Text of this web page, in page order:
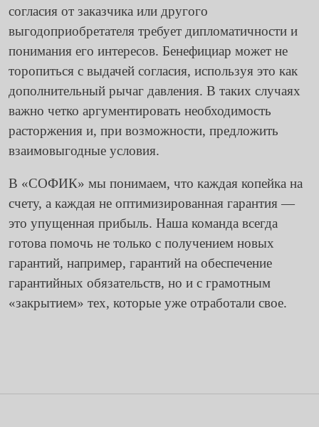
согласия от заказчика или другого
выгодоприобретателя требует дипломатичности и
понимания его интересов. Бенефициар может не
торопиться с выдачей согласия, используя это как
дополнительный рычаг давления. В таких случаях
важно четко аргументировать необходимость
расторжения и, при возможности, предложить
взаимовыгодные условия.
В «СОФИК» мы понимаем, что каждая копейка на
счету, а каждая не оптимизированная гарантия —
это упущенная прибыль. Наша команда всегда
готова помочь не только с получением новых
гарантий, например, гарантий на обеспечение
гарантийных обязательств, но и с грамотным
«закрытием» тех, которые уже отработали свое.